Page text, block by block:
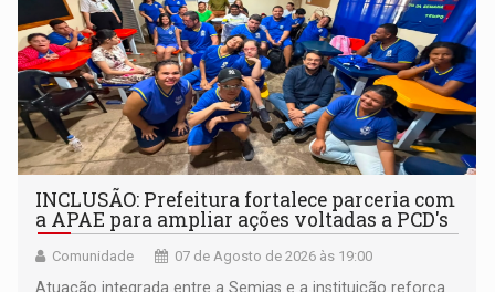
INCLUSÃO: Prefeitura fortalece parceria com
a APAE para ampliar ações voltadas a PCD's
Comunidade 07 de Agosto de 2026 às 19:00
Atuação integrada entre a Semias e a instituição reforça